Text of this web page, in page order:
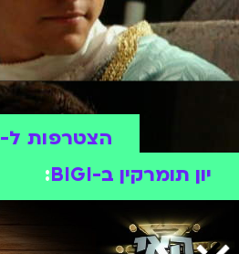
הצטרפות ל-BIGI
יון תומרקין ב-BIGI
: